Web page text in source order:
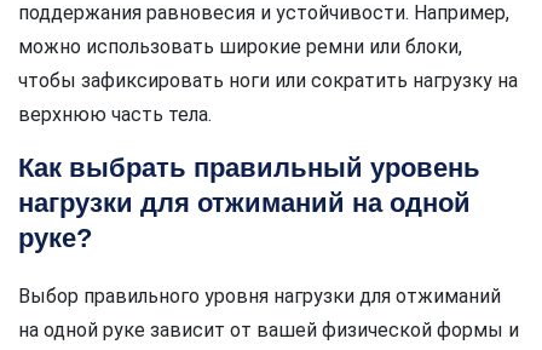
поддержания равновесия и устойчивости. Например,
можно использовать широкие ремни или блоки,
чтобы зафиксировать ноги или сократить нагрузку на
верхнюю часть тела.
Как выбрать правильный уровень
нагрузки для отжиманий на одной
руке?
Выбор правильного уровня нагрузки для отжиманий
на одной руке зависит от вашей физической формы и